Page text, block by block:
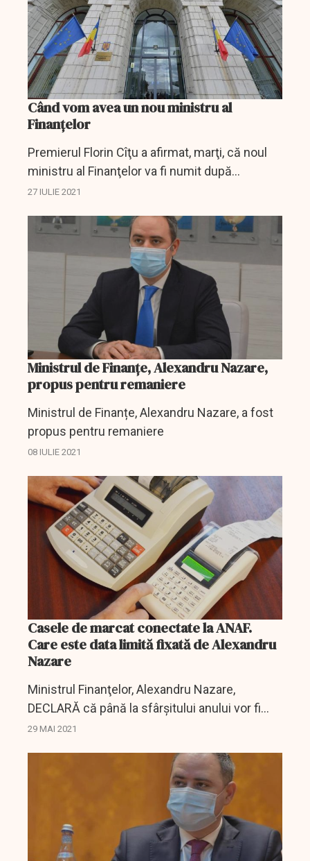
Când vom avea un nou ministru al
Finanțelor
Premierul Florin Cîţu a afirmat, marţi, că noul
ministru al Finanţelor va fi numit după
expirarea celor 45 de zile de la revocarea lui
27 IULIE 2021
Ministrul de Finanțe, Alexandru Nazare,
propus pentru remaniere
Ministrul de Finanțe, Alexandru Nazare, a fost
propus pentru remaniere
08 IULIE 2021
Casele de marcat conectate la ANAF.
Care este data limită fixată de Alexandru
Nazare
Ministrul Finanţelor, Alexandru Nazare,
DECLARĂ că până la sfârşitului anului vor fi
conectate toate casele de marcat la sistemul
29 MAI 2021